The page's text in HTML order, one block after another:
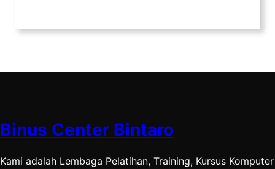
Binus Center Bintaro
Kami adalah Lembaga Pelatihan, Training, Kursus Komputer